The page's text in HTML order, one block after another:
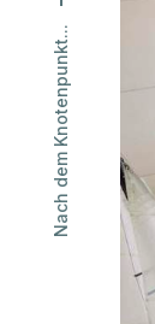
Nach dem Knotenpunkt...